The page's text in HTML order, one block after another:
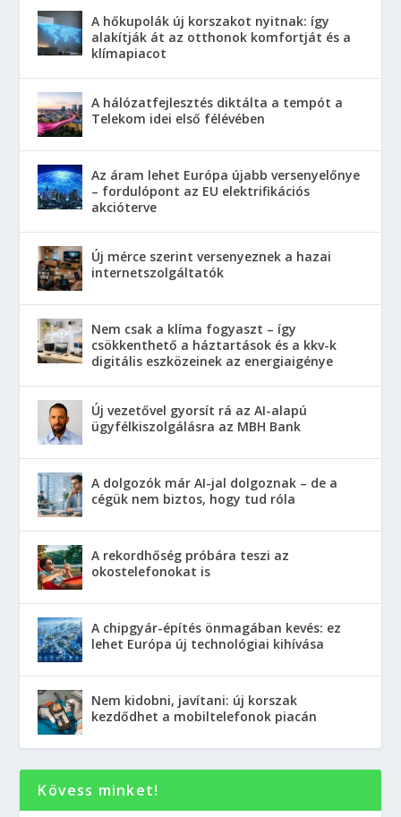
A hőkupolák új korszakot nyitnak: így
alakítják át az otthonok komfortját és a
klímapiacot
A hálózatfejlesztés diktálta a tempót a
Telekom idei első félévében
Az áram lehet Európa újabb versenyelőnye
– fordulópont az EU elektrifikációs
akcióterve
Új mérce szerint versenyeznek a hazai
internetszolgáltatók
Nem csak a klíma fogyaszt – így
csökkenthető a háztartások és a kkv-k
digitális eszközeinek az energiaigénye
Új vezetővel gyorsít rá az AI-alapú
ügyfélkiszolgálásra az MBH Bank
A dolgozók már AI-jal dolgoznak – de a
cégük nem biztos, hogy tud róla
A rekordhőség próbára teszi az
okostelefonokat is
A chipgyár-építés önmagában kevés: ez
lehet Európa új technológiai kihívása
Nem kidobni, javítani: új korszak
kezdődhet a mobiltelefonok piacán
Kövess minket!